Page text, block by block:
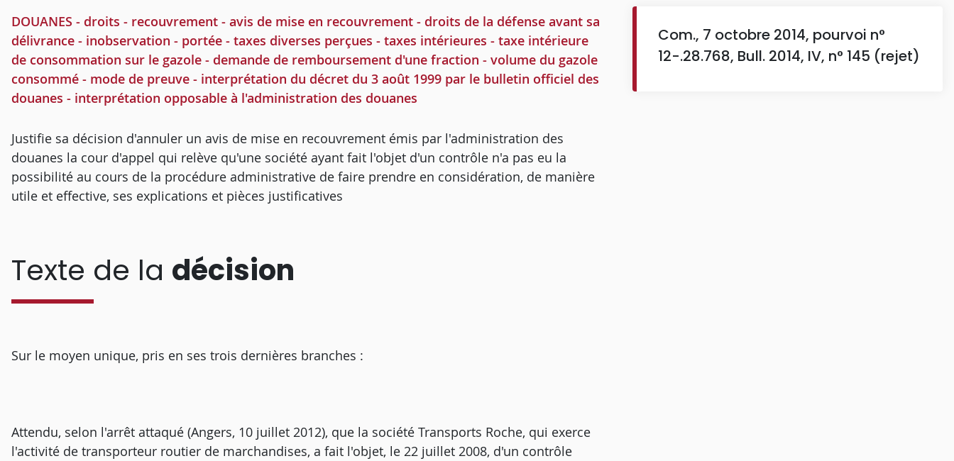
DOUANES - droits - recouvrement - avis de mise en recouvrement - droits de la défense avant sa
délivrance - inobservation - portée - taxes diverses perçues - taxes intérieures - taxe intérieure
de consommation sur le gazole - demande de remboursement d'une fraction - volume du gazole
consommé - mode de preuve - interprétation du décret du 3 août 1999 par le bulletin officiel des
douanes - interprétation opposable à l'administration des douanes
Justifie sa décision d'annuler un avis de mise en recouvrement émis par l'administration des
douanes la cour d'appel qui relève qu'une société ayant fait l'objet d'un contrôle n'a pas eu la
possibilité au cours de la procédure administrative de faire prendre en considération, de manière
utile et effective, ses explications et pièces justificatives
Texte de la décision
Sur le moyen unique, pris en ses trois dernières branches :
Attendu, selon l'arrêt attaqué (Angers, 10 juillet 2012), que la société Transports Roche, qui exerce
l'activité de transporteur routier de marchandises, a fait l'objet, le 22 juillet 2008, d'un contrôle
Com., 7 octobre 2014, pourvoi n°
12-.28.768, Bull. 2014, IV, n° 145 (rejet)